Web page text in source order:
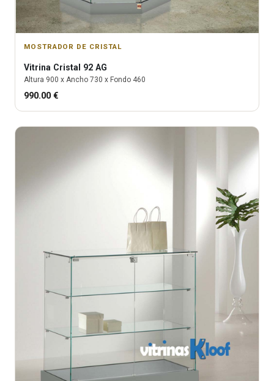
MOSTRADOR DE CRISTAL
Vitrina Cristal 92 AG
Altura 900 x Ancho 730 x Fondo 460
990.00 €